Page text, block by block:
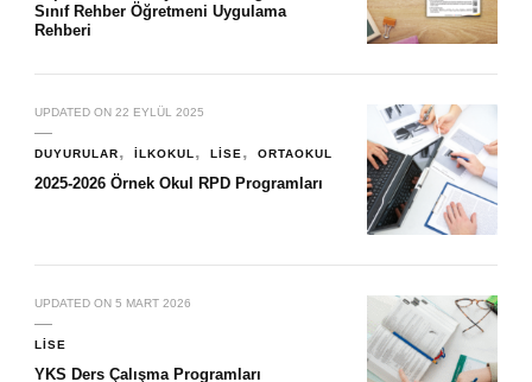
Sınıf Rehber Öğretmeni Uygulama
Rehberi
UPDATED ON 22 EYLÜL 2025
DUYURULAR İLKOKUL LISE ORTAOKUL
2025-2026 Örnek Okul RPD Programları
UPDATED ON 5 MART 2026
LISE
YKS Ders Çalışma Programları